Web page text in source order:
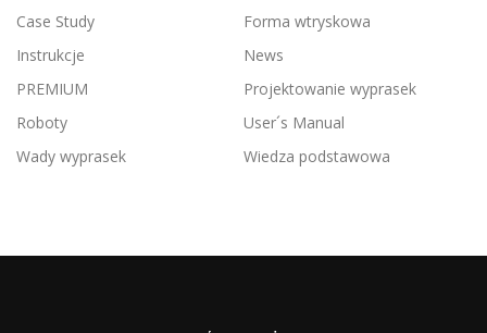
Case Study
Forma wtryskowa
Instrukcje
News
PREMIUM
Projektowanie wyprasek
Roboty
User´s Manual
Wady wyprasek
Wiedza podstawowa